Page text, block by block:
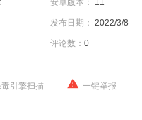
安卓版本： 11
发布日期： 2022/3/8
评论数： 0
引擎扫描 一键举报